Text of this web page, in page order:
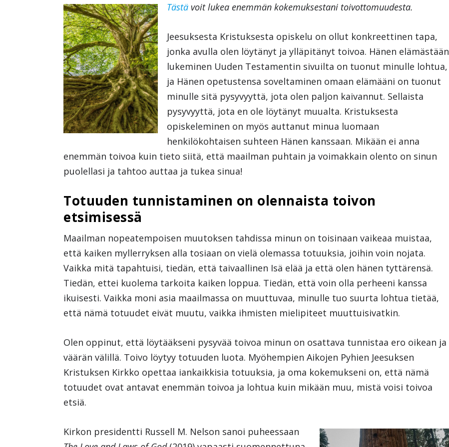
Tästä voit lukea enemmän kokemuksestani toivottomuudesta.
Jeesuksesta Kristuksesta opiskelu on ollut konkreettinen tapa,
jonka avulla olen löytänyt ja ylläpitänyt toivoa. Hänen elämästään
lukeminen Uuden Testamentin sivuilta on tuonut minulle lohtua,
ja Hänen opetustensa soveltaminen omaan elämääni on tuonut
minulle sitä pysyvyyttä, jota olen paljon kaivannut. Sellaista
pysyvyyttä, jota en ole löytänyt muualta. Kristuksesta
opiskeleminen on myös auttanut minua luomaan
henkilökohtaisen suhteen Hänen kanssaan. Mikään ei anna
enemmän toivoa kuin tieto siitä, että maailman puhtain ja voimakkain olento on sinun
puolellasi ja tahtoo auttaa ja tukea sinua!
Totuuden tunnistaminen on olennaista toivon
etsimisessä
Maailman nopeatempoisen muutoksen tahdissa minun on toisinaan vaikeaa muistaa,
että kaiken myllerryksen alla tosiaan on vielä olemassa totuuksia, joihin voin nojata.
Vaikka mitä tapahtuisi, tiedän, että taivaallinen Isä elää ja että olen hänen tyttärensä.
Tiedän, ettei kuolema tarkoita kaiken loppua. Tiedän, että voin olla perheeni kanssa
ikuisesti. Vaikka moni asia maailmassa on muuttuvaa, minulle tuo suurta lohtua tietää,
että nämä totuudet eivät muutu, vaikka ihmisten mielipiteet muuttuisivatkin.
Olen oppinut, että löytääkseni pysyvää toivoa minun on osattava tunnistaa ero oikean ja
väärän välillä. Toivo löytyy totuuden luota. Myöhempien Aikojen Pyhien Jeesuksen
Kristuksen Kirkko opettaa iankaikkisia totuuksia, ja oma kokemukseni on, että nämä
totuudet ovat antavat enemmän toivoa ja lohtua kuin mikään muu, mistä voisi toivoa
etsiä.
Kirkon presidentti Russell M. Nelson sanoi puheessaan